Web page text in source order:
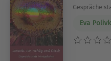
Gespräche
Eva